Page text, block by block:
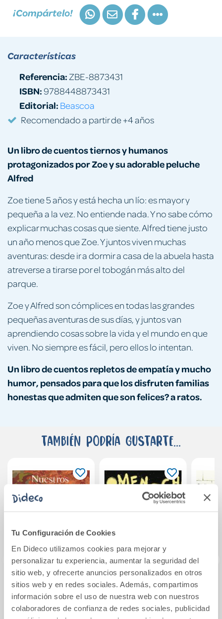
Tu Configuración de Cookies
En Dideco utilizamos cookies para mejorar y
personalizar tu experiencia, aumentar la seguridad del
sitio web, y ofrecerte anuncios personalizados en otros
sitios web y en redes sociales. Además, compartimos
información sobre el uso de nuestra web con nuestros
colaboradores de confianza de redes sociales, publicidad
¡Compártelo!
Un libro de cuentos tiernos y humanos
protagonizados por Zoe y su adorable peluche
Alfred
Zoe tiene 5 años y está hecha un lío: es mayor y
pequeña a la vez. No entiende nada. Y no sabe cómo
explicar muchas cosas que siente. Alfred tiene justo
un año menos que Zoe. Y juntos viven muchas
aventuras: desde ir a dormir a casa de la abuela hasta
atreverse a tirarse por el tobogán más alto del
parque.
Zoe y Alfred son cómplices en todas las grandes
pequeñas aventuras de sus días, y juntos van
aprendiendo cosas sobre la vida y el mundo en que
viven. No siempre es fácil, pero ellos lo intentan.
Un libro de cuentos repletos de empatía y mucho
humor, pensados para que los disfruten familias
honestas que admiten que son felices? a ratos.
Características
Referencia: ZBE-8873431
ISBN:9788448873431
Editorial: Beascoa
Recomendado a partir de +4 años
También podría gustarte...
Nuestros
domingos
Comenoches